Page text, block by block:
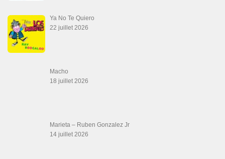
Ya No Te Quiero
22 juillet 2026
Macho
18 juillet 2026
Marieta – Ruben Gonzalez Jr
14 juillet 2026